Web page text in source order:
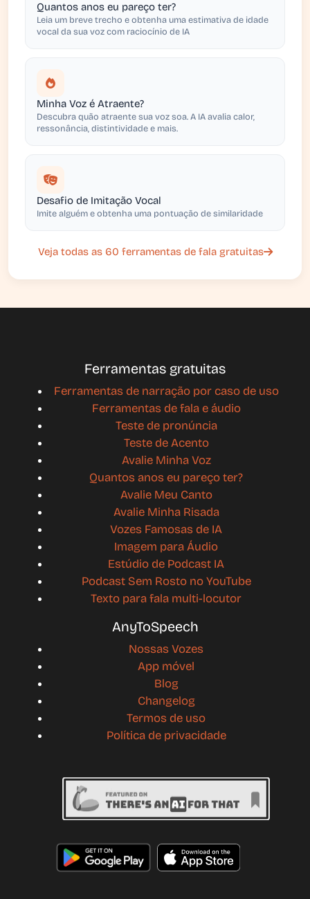
Quantos anos eu pareço ter?
Leia um breve trecho e obtenha uma estimativa de idade
vocal da sua voz com raciocínio de IA
Minha Voz é Atraente?
Descubra quão atraente sua voz soa. A IA avalia calor,
ressonância, distintividade e mais.
Desafio de Imitação Vocal
Imite alguém e obtenha uma pontuação de similaridade
Veja todas as 60 ferramentas de fala gratuitas
Ferramentas gratuitas
Ferramentas de narração por caso de uso
Ferramentas de fala e áudio
Teste de pronúncia
Teste de Acento
Avalie Minha Voz
Quantos anos eu pareço ter?
Avalie Meu Canto
Avalie Minha Risada
Vozes Famosas de IA
Imagem para Áudio
Estúdio de Podcast IA
Podcast Sem Rosto no YouTube
Texto para fala multi-locutor
AnyToSpeech
Nossas Vozes
App móvel
Blog
Changelog
Termos de uso
Política de privacidade